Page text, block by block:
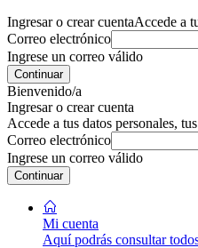
Ingresar o crear cuentaAccede a
Correo electrónico
Ingrese un correo válido
Continuar
Bienvenido/a
Ingresar o crear cuenta
Accede a tus datos personales,
Correo electrónico
Ingrese un correo válido
Continuar
Mi cuenta
Aquí podrás consultar